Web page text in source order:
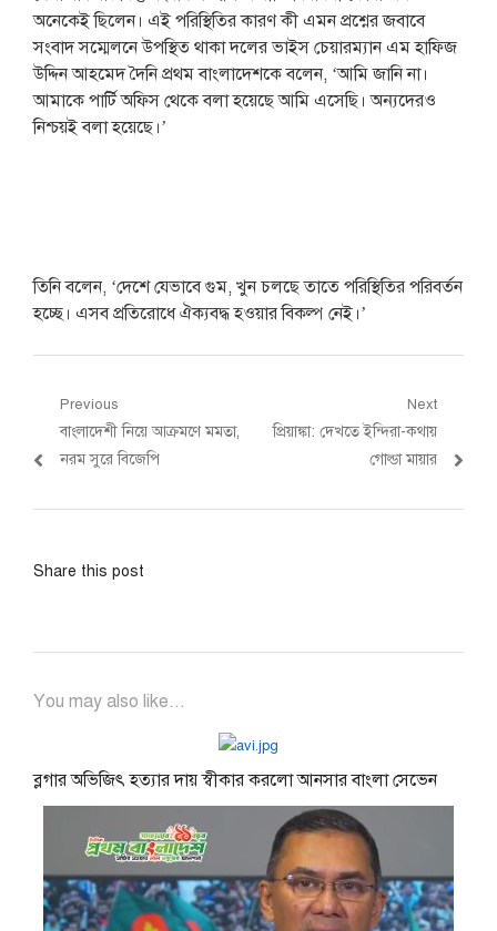
অনেকেই ছিলেন। এই পরিস্থিতির কারণ কী এমন প্রশ্নের জবাবে
সংবাদ সম্মেলনে উপস্থিত থাকা দলের ভাইস চেয়ারম্যান এম হাফিজ
উদ্দিন আহমেদ দৈনি প্রথম বাংলাদেশকে বলেন, ‘আমি জানি না।
আমাকে পার্টি অফিস থেকে বলা হয়েছে আমি এসেছি। অন্যদেরও
নিশ্চয়ই বলা হয়েছে।’
তিনি বলেন, ‘দেশে যেভাবে গুম, খুন চলছে তাতে পরিস্থিতির পরিবর্তন
হচ্ছে। এসব প্রতিরোধে ঐক্যবদ্ধ হওয়ার বিকল্প নেই।’
Post
navigation
Previous
Previous
post:
বাংলাদেশী নিয়ে আক্রমণে মমতা,
নরম সুরে বিজেপি
Next
Next
প্রিয়াঙ্কা: দেখতে ইন্দিরা-কথায়
গোল্ডা মায়ার
Share this post
You may also like...
ব্লগার অভিজিৎ হত্যার দায় স্বীকার করলো আনসার বাংলা সেভেন